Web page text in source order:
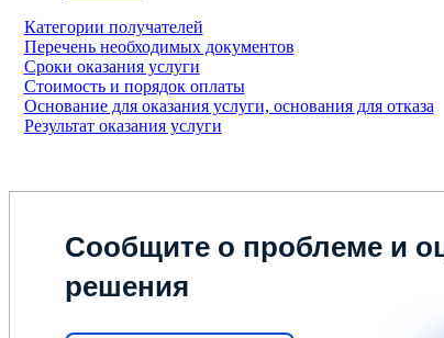
Категории получателей
Перечень необходимых документов
Сроки оказания услуги
Стоимость и порядок оплаты
Основание для оказания услуги, основания для отказа
Результат оказания услуги
Сообщите о проблеме и
решения